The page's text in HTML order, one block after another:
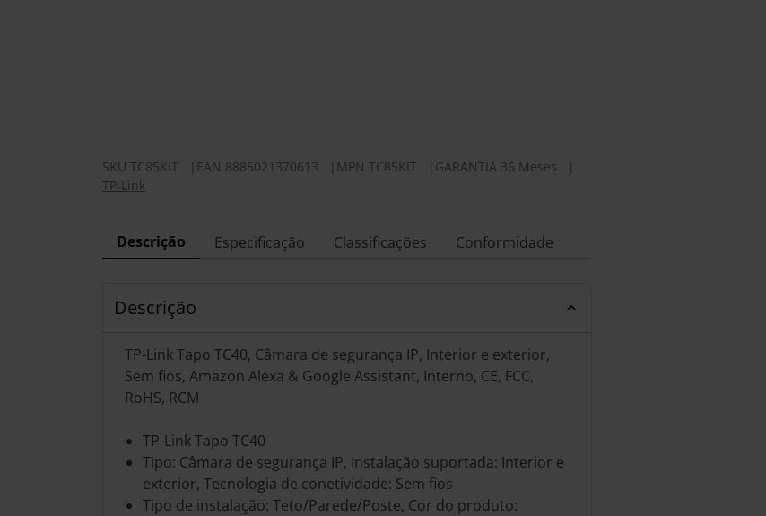
SKU TC85KIT EAN 8885021370613 MPN TC85KIT GARANTIA 36 Meses
TP-Link
Descrição Especificação Classificações Conformidade
Descrição
TP-Link Tapo TC40, Câmara de segurança IP, Interior e exterior,
Sem fios, Amazon Alexa & Google Assistant, Interno, CE, FCC,
RoHS, RCM
TP-Link Tapo TC40
Tipo: Câmara de segurança IP, Instalação suportada: Interior e
exterior, Tecnologia de conetividade: Sem fios
Tipo de instalação: Teto/Parede/Poste, Cor do produto: